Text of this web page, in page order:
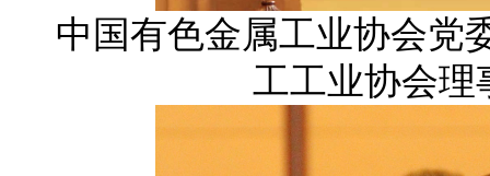
中国有色金属工业协会党
工工业协会理